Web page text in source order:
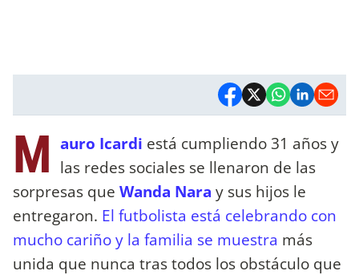
M auro Icardi está cumpliendo 31 años y
las redes sociales se llenaron de las
sorpresas que Wanda Nara y sus hijos le
entregaron. El futbolista está celebrando con
mucho cariño y la familia se muestra más
unida que nunca tras todos los obstáculo que